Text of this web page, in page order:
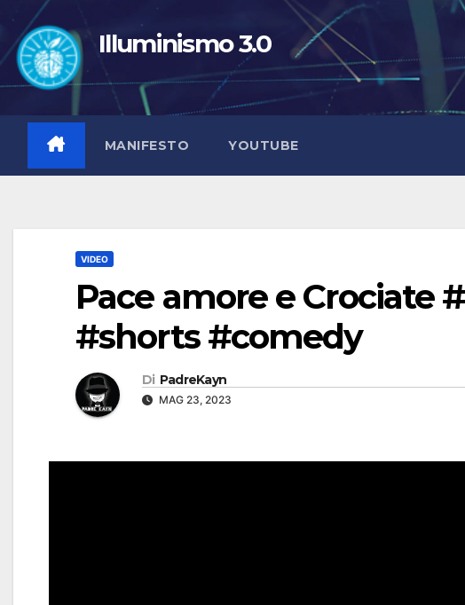
contenuto
Illuminismo 3.0
MANIFESTO YOUTUBE
VIDEO
Pace amore e Crociate
#shorts #comedy
Di PadreKayn
MAG 23, 2023